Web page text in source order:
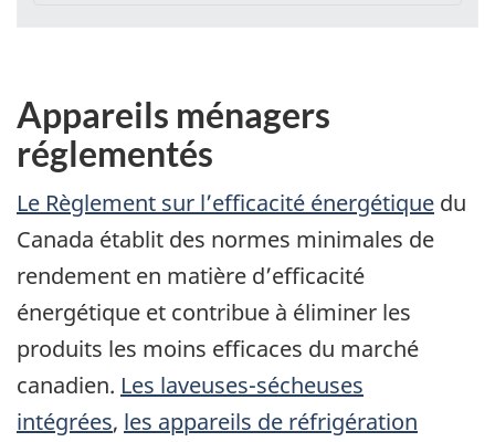
Appareils ménagers
réglementés
Le Règlement sur l’efficacité énergétique du
Canada établit des normes minimales de
rendement en matière d’efficacité
énergétique et contribue à éliminer les
produits les moins efficaces du marché
canadien. Les laveuses-sécheuses
intégrées, les appareils de réfrigération